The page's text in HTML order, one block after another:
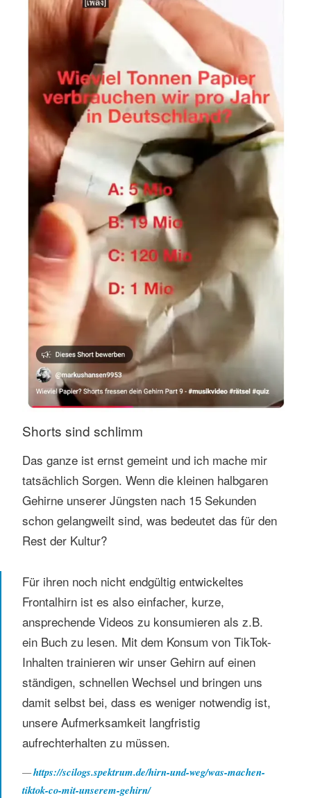
Shorts sind schlimm
Das ganze ist ernst gemeint und ich mache mir
tatsächlich Sorgen. Wenn die kleinen halbgaren
Gehirne unserer Jüngsten nach 15 Sekunden
schon gelangweilt sind, was bedeutet das für den
Rest der Kultur?
Für ihren noch nicht endgültig entwickeltes
Frontalhirn ist es also einfacher, kurze,
ansprechende Videos zu konsumieren als z.B.
ein Buch zu lesen. Mit dem Konsum von TikTok-
Inhalten trainieren wir unser Gehirn auf einen
ständigen, schnellen Wechsel und bringen uns
damit selbst bei, dass es weniger notwendig ist,
unsere Aufmerksamkeit langfristig
aufrechterhalten zu müssen.
https://scilogs.spektrum.de/hirn-und-weg/was-machen-
tiktok-co-mit-unserem-gehirn/